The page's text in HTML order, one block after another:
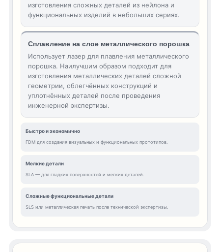
изготовления сложных деталей из нейлона и
функциональных изделий в небольших сериях.
Сплавление на слое металлического порошка
Использует лазер для плавления металлического
порошка. Наилучшим образом подходит для
изготовления металлических деталей сложной
геометрии, облегчённых конструкций и
уплотнённых деталей после проведения
инженерной экспертизы.
Быстро и экономично
FDM для создания визуальных и функциональных прототипов.
Мелкие детали
SLA — для гладких поверхностей и мелких деталей.
Сложные функциональные детали
SLS или металлическая печать после технической экспертизы.